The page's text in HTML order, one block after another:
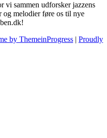
vi sammen udforsker jazzens
og melodier føre os til nye
by ThemeinProgress | Proudly